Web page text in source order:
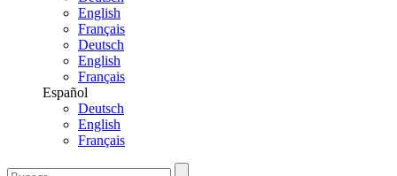
English
Français
Deutsch
English
Français
Español
Deutsch
English
Français